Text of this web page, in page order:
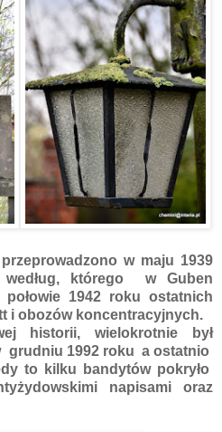
w maju 1939
którego w Guben
połowie 1942 roku ostatnich
i obozów koncentracyjnych.
historii, wielokrotnie był
grudniu 1992 roku a ostatnio
to kilku bandytów pokryło
napisami oraz